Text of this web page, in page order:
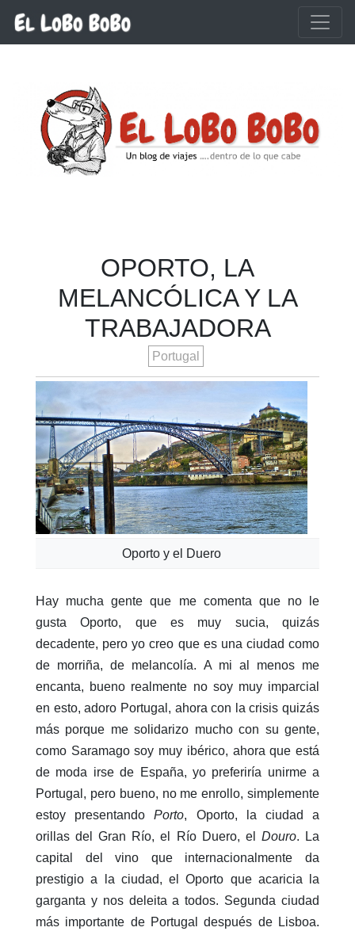
Ir al contenido principal
OPORTO, LA
MELANCÓLICA Y LA
TRABAJADORA
Portugal
Oporto y el Duero
Hay mucha gente que me comenta que no le
gusta Oporto, que es muy sucia, quizás
decadente, pero yo creo que es una ciudad como
de morriña, de melancolía. A mi al menos me
encanta, bueno realmente no soy muy imparcial
en esto, adoro Portugal, ahora con la crisis quizás
más porque me solidarizo mucho con su gente,
como Saramago soy muy ibérico, ahora que está
de moda irse de España, yo preferiría unirme a
Portugal, pero bueno, no me enrollo, simplemente
estoy presentandoPorto, Oporto, la ciudad a
orillas del Gran Río, el Río Duero, el Douro. La
capital del vino que internacionalmente da
prestigio a la ciudad, el Oporto que acaricia la
garganta y nos deleita a todos. Segunda ciudad
más importante de Portugal después de Lisboa.